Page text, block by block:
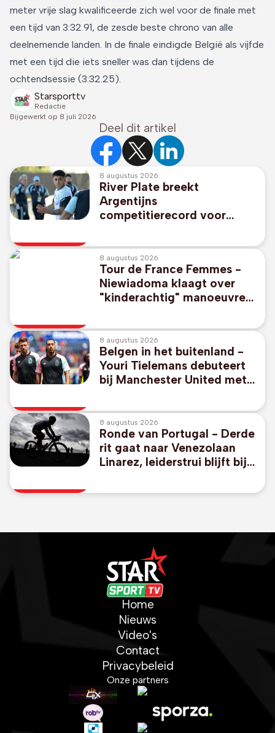
meter vrije slag kwalificeerde zich wel voor de finale met
een tijd van 3:32.91, de zesde beste chrono van alle
deelnemende landen. In de finale eindigde België als vijfde
met een tijd die iets sneller was dan tijdens de
ochtendsessie (3:32.25).
Starsporttv
Redactie
Bijgewerkt op 8 juli 2026
Deel dit artikel
8 augustus 2026
River Plate breekt
Argentijns
competitierecord voor
8 augustus 2026
Tour de France Femmes -
Niewiadoma klaagt over
"kinderachtig" manoeuvre
respect kwijt"
8 augustus 2026
Belgen in het buitenland -
Youri Tielemans debuteert
bij Manchester United met
PSG
8 augustus 2026
Ronde van Portugal - Derde
rit gaat naar Venezolaan
Linarez, leiderstrui blijft bij
Home
Nieuws
Video's
Contact
Privacybeleid
Onze partners